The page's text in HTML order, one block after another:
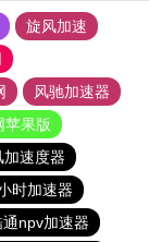
旋风加速
风驰加速器
苹果版
加速度器
时加速器
通npv加速器